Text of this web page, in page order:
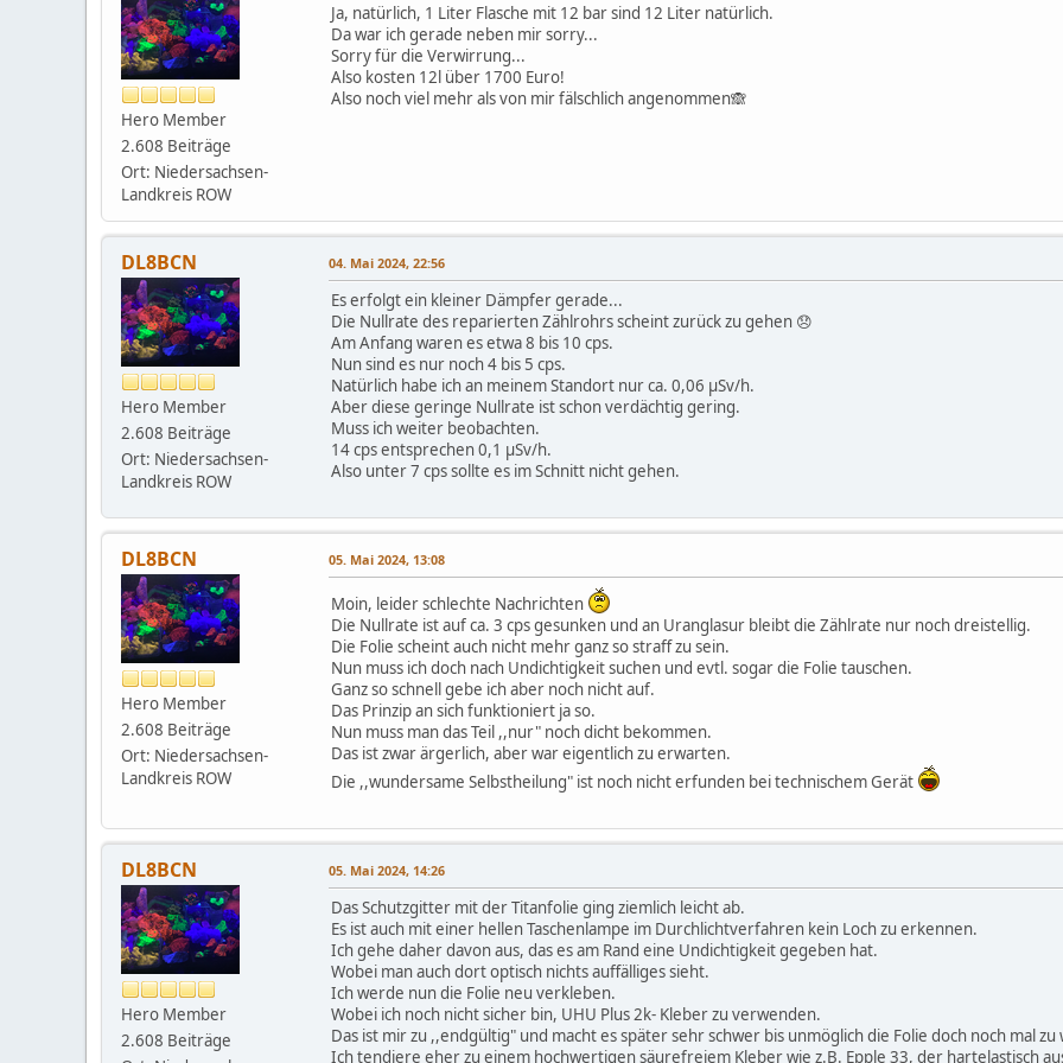
Hero Member
2.608 Beiträge
Ort: Niedersachsen-
Landkreis ROW
Ja, natürlich, 1 Liter Flasche mit 12 bar sind 12 Liter natürlich.
Da war ich gerade neben mir sorry...
Sorry für die Verwirrung...
Also kosten 12l über 1700 Euro!
Also noch viel mehr als von mir fälschlich angenommen🙈
DL8BCN
Hero Member
2.608 Beiträge
Ort: Niedersachsen-
Landkreis ROW
04. Mai 2024, 22:56
Es erfolgt ein kleiner Dämpfer gerade...
Die Nullrate des reparierten Zählrohrs scheint zurück zu gehen 😞
Am Anfang waren es etwa 8 bis 10 cps.
Nun sind es nur noch 4 bis 5 cps.
Natürlich habe ich an meinem Standort nur ca. 0,06 μSv/h.
Aber diese geringe Nullrate ist schon verdächtig gering.
Muss ich weiter beobachten.
14 cps entsprechen 0,1 μSv/h.
Also unter 7 cps sollte es im Schnitt nicht gehen.
DL8BCN
Hero Member
2.608 Beiträge
Ort: Niedersachsen-
Landkreis ROW
05. Mai 2024, 13:08
Moin, leider schlechte Nachrichten
Die Nullrate ist auf ca. 3 cps gesunken und an Uranglasur bleibt die Zählrate nur noch dreistellig.
Die Folie scheint auch nicht mehr ganz so straff zu sein.
Nun muss ich doch nach Undichtigkeit suchen und evtl. sogar die Folie tauschen.
Ganz so schnell gebe ich aber noch nicht auf.
Das Prinzip an sich funktioniert ja so.
Nun muss man das Teil ,,nur" noch dicht bekommen.
Das ist zwar ärgerlich, aber war eigentlich zu erwarten.
Die ,,wundersame Selbstheilung" ist noch nicht erfunden bei technischem Gerät
DL8BCN
Hero Member
2.608 Beiträge
05. Mai 2024, 14:26
Das Schutzgitter mit der Titanfolie ging ziemlich leicht ab.
Es ist auch mit einer hellen Taschenlampe im Durchlichtverfahren kein Loch zu erkennen.
Ich gehe daher davon aus, das es am Rand eine Undichtigkeit gegeben hat.
Wobei man auch dort optisch nichts auffälliges sieht.
Ich werde nun die Folie neu verkleben.
Wobei ich noch nicht sicher bin, UHU Plus 2k- Kleber zu verwenden.
Das ist mir zu ,,endgültig" und macht es später sehr schwer bis unmöglich die Folie doch noch mal zu
Ich tendiere eher zu einem hochwertigen säurefreiem Kleber wie z.B. Epple 33, der hartelastisch